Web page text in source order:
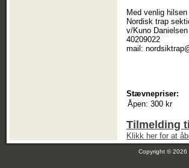
Med venlig hilsen
Nordisk trap
v/Kuno Danielsen
40209022
mail:
Stævnepriser:
Åpen: 300 kr
Tilmelding
Klikk her for at
Copyright © 2026